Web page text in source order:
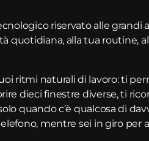
riservato alle grandi
quotidiana, alla tua routine,
ritmi naturali di lavoro: ti
dieci finestre diverse, ti
quando c’è qualcosa di
mentre sei in giro per